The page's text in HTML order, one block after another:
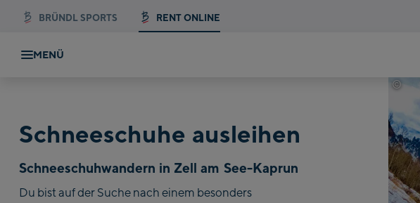
BRÜNDL SPORTS RENT ONLINE
MENÜ
Schneeschuhe ausleihen
Schneeschuhwandern in Zell am See-Kaprun
Du bist auf der Suche nach einem besonders
©